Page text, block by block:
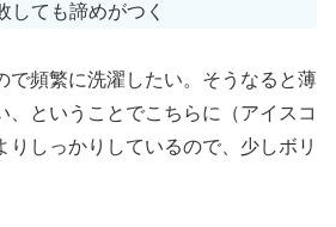
しても諦めがつく
で頻繁に洗濯したい。そうなると薄
、ということでこちらに（アイスコ
りしっかりしているので、少しボリ